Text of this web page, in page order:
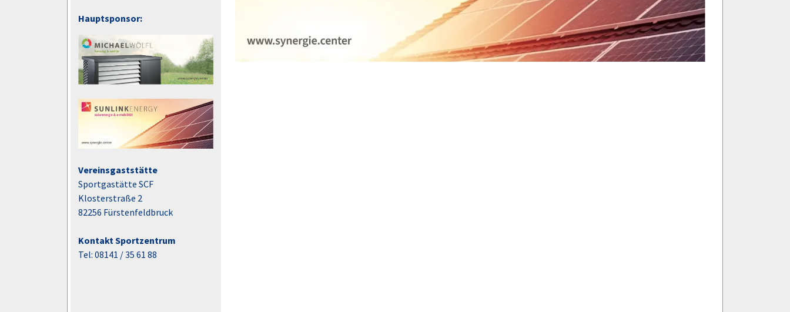
Hauptsponsor:
Vereinsgaststätte
Sportgastätte SCF
Klosterstraße 2
82256 Fürstenfeldbruck
Kontakt Sportzentrum
Tel: 08141 / 35 61 88